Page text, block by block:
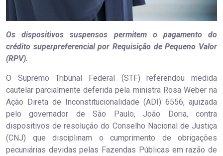
Os dispositivos suspensos permitem o pagamento do
crédito superpreferencial por Requisição de Pequeno Valor
(RPV).
O Supremo Tribunal Federal (STF) referendou medida
cautelar parcialmente deferida pela ministra Rosa Weber na
Ação Direta de Inconstitucionalidade (ADI) 6556, ajuizada
pelo governador de São Paulo, João Doria, contra
dispositivos de resolução do Conselho Nacional de Justiça
(CNJ) que disciplinam o cumprimento de obrigações
pecuniárias devidas pelas Fazendas Públicas em razão de